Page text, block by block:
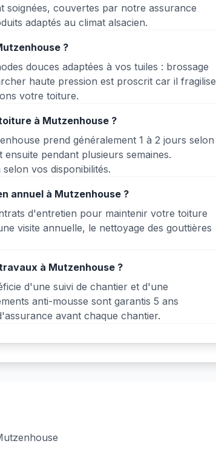
soignées, couvertes par notre assurance
adaptés au climat alsacien.
?
douces adaptées à vos tuiles : brossage
haute pression est proscrit car il fragilise
votre toiture.
à Mutzenhouse ?
prend généralement 1 à 2 jours selon
pendant plusieurs semaines.
vos disponibilités.
annuel à Mutzenhouse ?
d'entretien pour maintenir votre toiture
visite annuelle, le nettoyage des gouttières
à Mutzenhouse ?
d'une suivi de chantier et d'une
anti-mousse sont garantis 5 ans
avant chaque chantier.